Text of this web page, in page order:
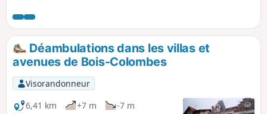
hiver grâce à un sol pas trop boueux.
Déambulations dans les villas et
avenues de Bois-Colombes
Visorandonneur
6,41 km
+7 m
-7 m